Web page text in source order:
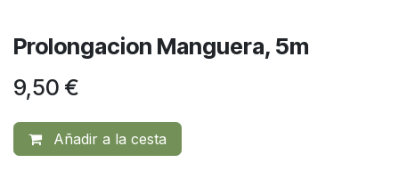
Prolongacion Manguera, 5m
9,50 €
Añadir a la cesta